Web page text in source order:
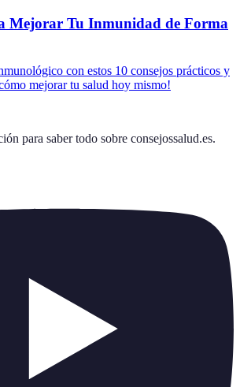
Mejorar Tu Inmunidad de Forma
con estos 10 consejos prácticos y
mejorar tu salud hoy mismo!
para saber todo sobre consejossalud.es.